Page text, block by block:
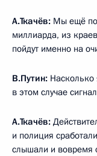
А.Ткачёв: Мы ещё
миллиарда, из
пойдут именно на
В.Путин:
в этом случае
А.Ткачёв:
и полиция
слышали и вовремя